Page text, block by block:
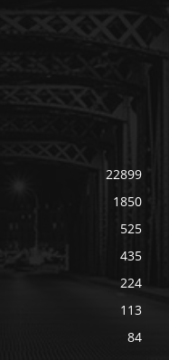
22899
1850
525
435
224
113
84